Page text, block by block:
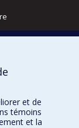
et de
témoins
et la